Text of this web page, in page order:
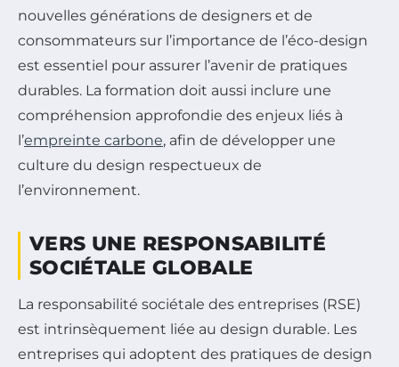
nouvelles générations de designers et de
consommateurs sur l’importance de l’éco-design
est essentiel pour assurer l’avenir de pratiques
durables. La formation doit aussi inclure une
compréhension approfondie des enjeux liés à
l’empreinte carbone, afin de développer une
culture du design respectueux de
l’environnement.
VERS UNE RESPONSABILITÉ
SOCIÉTALE GLOBALE
La responsabilité sociétale des entreprises (RSE)
est intrinsèquement liée au design durable. Les
entreprises qui adoptent des pratiques de design